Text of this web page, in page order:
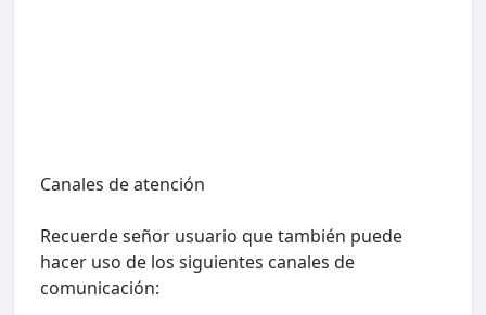
Canales de atención
Recuerde señor usuario que también puede
hacer uso de los siguientes canales de
comunicación: